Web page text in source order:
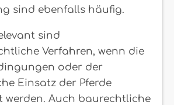
sind ebenfalls häufig.
sind
Verfahren, wenn die
oder der
Einsatz der Pferde
werden. Auch baurechtliche